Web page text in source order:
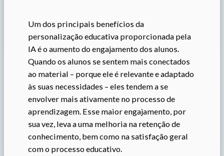
Um dos principais benefícios da
personalização educativa proporcionada pela
IA é o aumento do engajamento dos alunos.
Quando os alunos se sentem mais conectados
ao material – porque ele é relevante e adaptado
às suas necessidades – eles tendem a se
envolver mais ativamente no processo de
aprendizagem. Esse maior engajamento, por
sua vez, leva a uma melhoria na retenção de
conhecimento, bem como na satisfação geral
com o processo educativo.